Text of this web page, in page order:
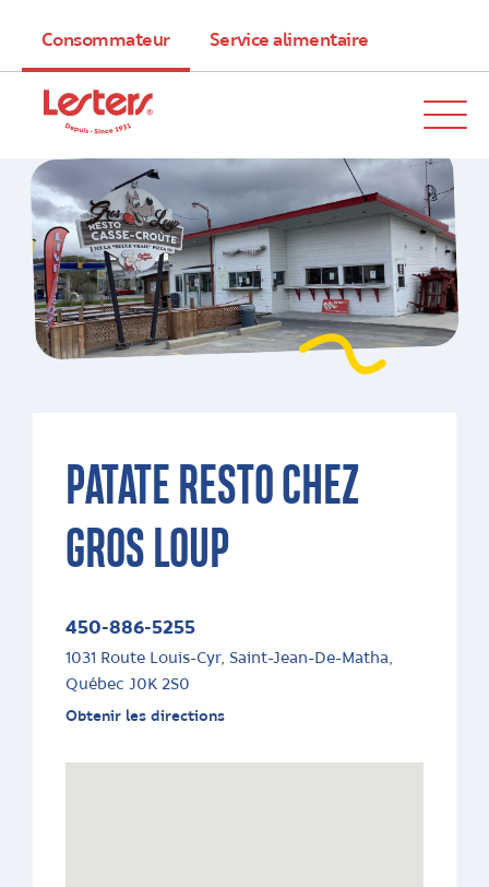
Consommateur Service alimentaire
PATATE RESTO CHEZ
GROS LOUP
450-886-5255
1031 Route Louis-Cyr, Saint-Jean-De-Matha,
Québec J0K 2S0
Obtenir les directions